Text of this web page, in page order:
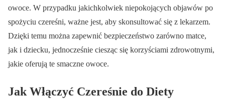
owoce. W przypadku jakichkolwiek niepokojących objawów po
spożyciu czereśni, ważne jest, aby skonsultować się z lekarzem.
Dzięki temu można zapewnić bezpieczeństwo zarówno matce,
jak i dziecku, jednocześnie ciesząc się korzyściami zdrowotnymi,
jakie oferują te smaczne owoce.
Jak Włączyć Czereśnie do Diety